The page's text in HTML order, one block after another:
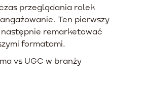
przeglądania rolek
Ten pierwszy
remarketować
formatami.
vs UGC w branży